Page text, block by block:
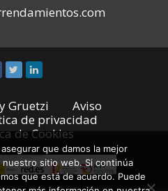
Gruetzi
Aviso
de privacidad
de Cookies
que damos la mejor
sitio web. Si continúa
que está de acuerdo. Puede